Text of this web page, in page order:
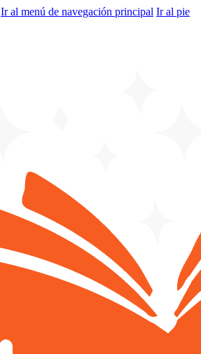
Ir al menú de navegación principal Ir al pie